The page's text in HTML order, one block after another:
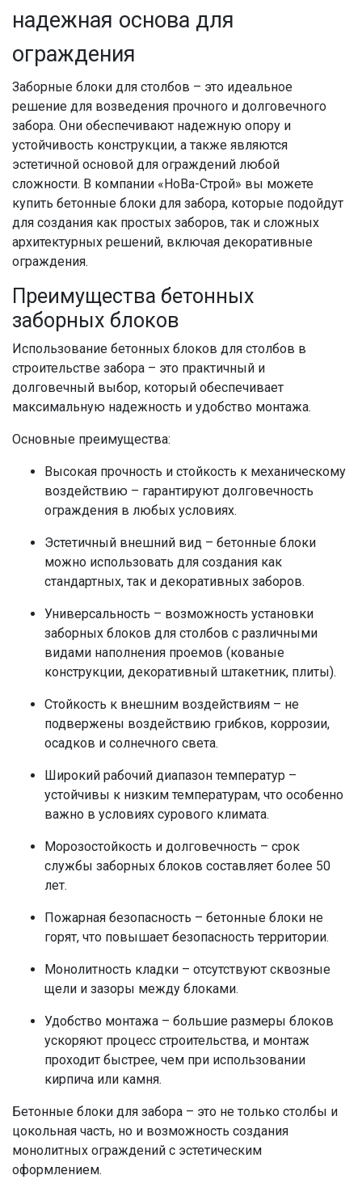
надежная основа для
ограждения
Заборные блоки для столбов – это идеальное
решение для возведения прочного и долговечного
забора. Они обеспечивают надежную опору и
устойчивость конструкции, а также являются
эстетичной основой для ограждений любой
сложности. В компании «НоВа-Строй» вы можете
купить бетонные блоки для забора, которые подойдут
для создания как простых заборов, так и сложных
архитектурных решений, включая декоративные
ограждения.
Преимущества бетонных
заборных блоков
Использование бетонных блоков для столбов в
строительстве забора – это практичный и
долговечный выбор, который обеспечивает
максимальную надежность и удобство монтажа.
Основные преимущества:
Высокая прочность и стойкость к механическому
воздействию – гарантируют долговечность
ограждения в любых условиях.
Эстетичный внешний вид – бетонные блоки
можно использовать для создания как
стандартных, так и декоративных заборов.
Универсальность – возможность установки
заборных блоков для столбов с различными
видами наполнения проемов (кованые
конструкции, декоративный штакетник, плиты).
Стойкость к внешним воздействиям – не
подвержены воздействию грибков, коррозии,
осадков и солнечного света.
Широкий рабочий диапазон температур –
устойчивы к низким температурам, что особенно
важно в условиях сурового климата.
Морозостойкость и долговечность – срок
службы заборных блоков составляет более 50
лет.
Пожарная безопасность – бетонные блоки не
горят, что повышает безопасность территории.
Монолитность кладки – отсутствуют сквозные
щели и зазоры между блоками.
Удобство монтажа – большие размеры блоков
ускоряют процесс строительства, и монтаж
проходит быстрее, чем при использовании
кирпича или камня.
Бетонные блоки для забора – это не только столбы и
цокольная часть, но и возможность создания
монолитных ограждений с эстетическим
оформлением.